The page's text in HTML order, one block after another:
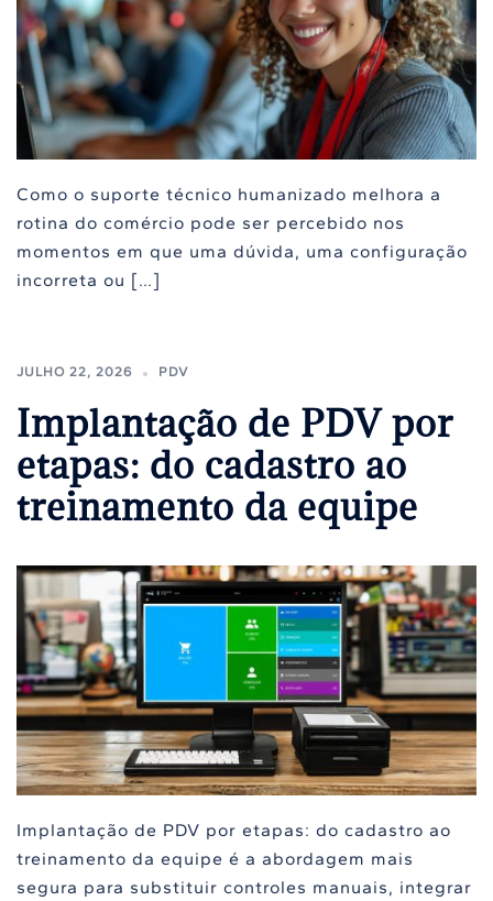
Como o suporte técnico humanizado melhora a
rotina do comércio pode ser percebido nos
momentos em que uma dúvida, uma configuração
incorreta ou […]
JULHO 22, 2026 PDV
Implantação de PDV por
etapas: do cadastro ao
treinamento da equipe
Implantação de PDV por etapas: do cadastro ao
treinamento da equipe é a abordagem mais
segura para substituir controles manuais, integrar